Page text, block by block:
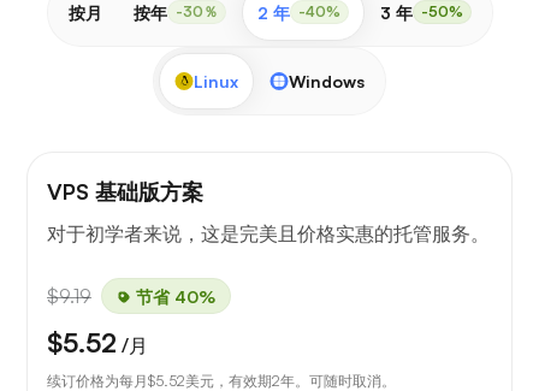
按月 按年 -30％ 2 年 -40% 3 年 -50%
Linux Windows
VPS 基础版方案
对于初学者来说，这是完美且价格实惠的托管服务。
$9.19 节省 40%
$5.52 /月
续订价格为每月$5.52美元，有效期2年。可随时取消。